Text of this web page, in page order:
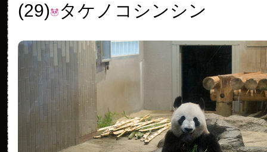
(29) タケノコシンシン